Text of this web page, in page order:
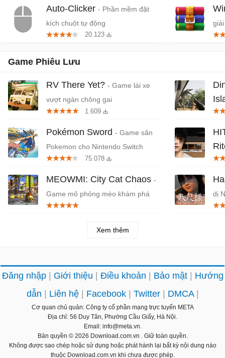
Auto-Clicker - Phần mềm đặt
kích chuột tự động
20.123
Game Phiêu Lưu
RV There Yet? - Game lái xe
vượt ngàn chông gai
1.609
Pokémon Sword - Game săn
Pokemon cho Nintendo Switch
75.078
MEOWMI: City Cat Chaos -
Game mô phỏng mèo khám phá
thành phố
đỏ,
dị
Xem thêm
Đăng nhập Giới thiệu Điều khoản Bảo mật
Hướng
dẫn
Liên hệ Facebook Twitter DMCA
Cơ quan chủ quản: Công ty cổ phần mạng trực tuyến META
Địa chỉ: 56 Duy Tân, Phường Cầu Giấy, Hà Nội.
Email: info@meta.vn.
Bản quyền © 2026 Download.com.vn . Giữ toàn quyền.
Không được sao chép hoặc sử dụng hoặc phát hành lại bất kỳ nội dung nào
thuộc Download.com.vn khi chưa được phép.